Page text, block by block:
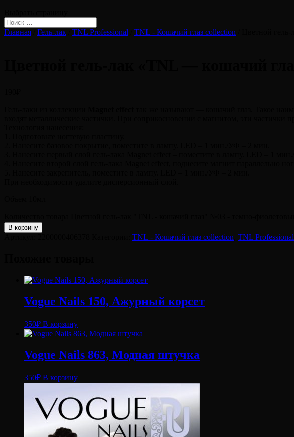
Главная Гель-лак TNL Professional TNL - Кошачий глаз collection
В корзину
TNL - Кошачий глаз collection TNL Professional
Vogue Nails 150, Ажурный корсет
350₽ В корзину
Vogue Nails 863, Модная штучка
350₽ В корзину